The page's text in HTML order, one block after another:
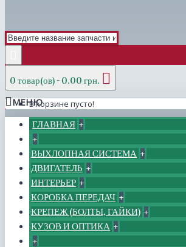
0 товар(ов) - 0.00 грн.
В корзине пусто!
МЕНЮ
ГЛАВНАЯ +
+
ВЫХЛОПНАЯ СИСТЕМА +
ДВИГАТЕЛЬ +
ИНТЕРЬЕР +
КОРОБКА ПЕРЕДАЧ +
КРЕПЕЖ (БОЛТЫ, ГАЙКИ) +
КУЗОВ И ОПТИКА +
+